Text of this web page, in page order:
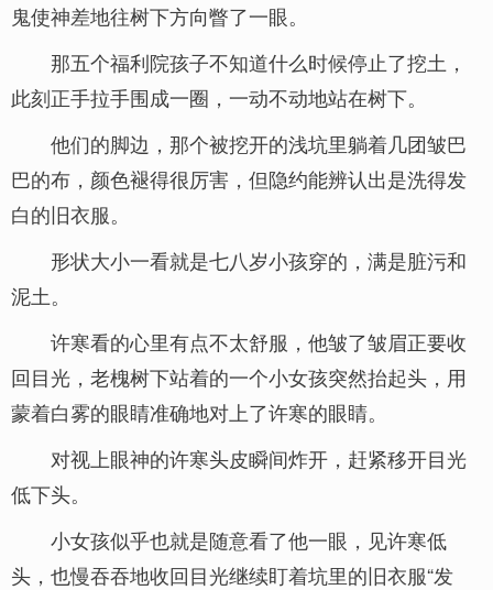
鬼使神差地往树下方向瞥了一眼。
那五个福利院孩子不知道什么时候停止了挖土，
此刻正手拉手围成一圈，一动不动地站在树下。
他们的脚边，那个被挖开的浅坑里躺着几团皱巴
巴的布，颜色褪得很厉害，但隐约能辨认出是洗得发
白的旧衣服。
形状大小一看就是七八岁小孩穿的，满是脏污和
泥土。
许寒看的心里有点不太舒服，他皱了皱眉正要收
回目光，老槐树下站着的一个小女孩突然抬起头，用
蒙着白雾的眼睛准确地对上了许寒的眼睛。
对视上眼神的许寒头皮瞬间炸开，赶紧移开目光
低下头。
小女孩似乎也就是随意看了他一眼，见许寒低
头，也慢吞吞地收回目光继续盯着坑里的旧衣服“发